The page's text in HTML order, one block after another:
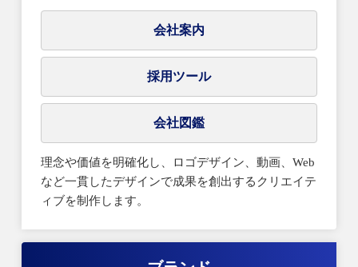
会社案内
採用ツール
会社図鑑
理念や価値を明確化し、ロゴデザイン、動画、Web
など一貫したデザインで成果を創出するクリエイテ
ィブを制作します。